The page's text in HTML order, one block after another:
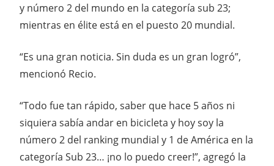
y número 2 del mundo en la categoría sub 23;
mientras en élite está en el puesto 20 mundial.
“Es una gran noticia. Sin duda es un gran logró”,
mencionó Recio.
“Todo fue tan rápido, saber que hace 5 años ni
siquiera sabía andar en bicicleta y hoy soy la
número 2 del ranking mundial y 1 de América en la
categoría Sub 23… ¡no lo puedo creer!”, agregó la